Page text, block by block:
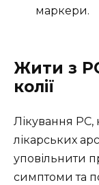
маркери.
Жити з
колії
Лікування РС,
лікарських
уповільнити
симптоми та